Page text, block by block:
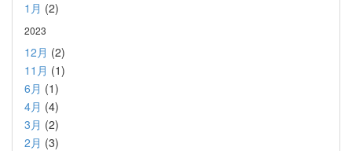
1月 (2)
2023
12月 (2)
11月 (1)
6月 (1)
4月 (4)
3月 (2)
2月 (3)